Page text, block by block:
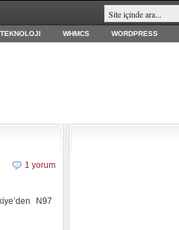
TEKNOLOJI WHMCS WORDPRESS
1 yorum
N97